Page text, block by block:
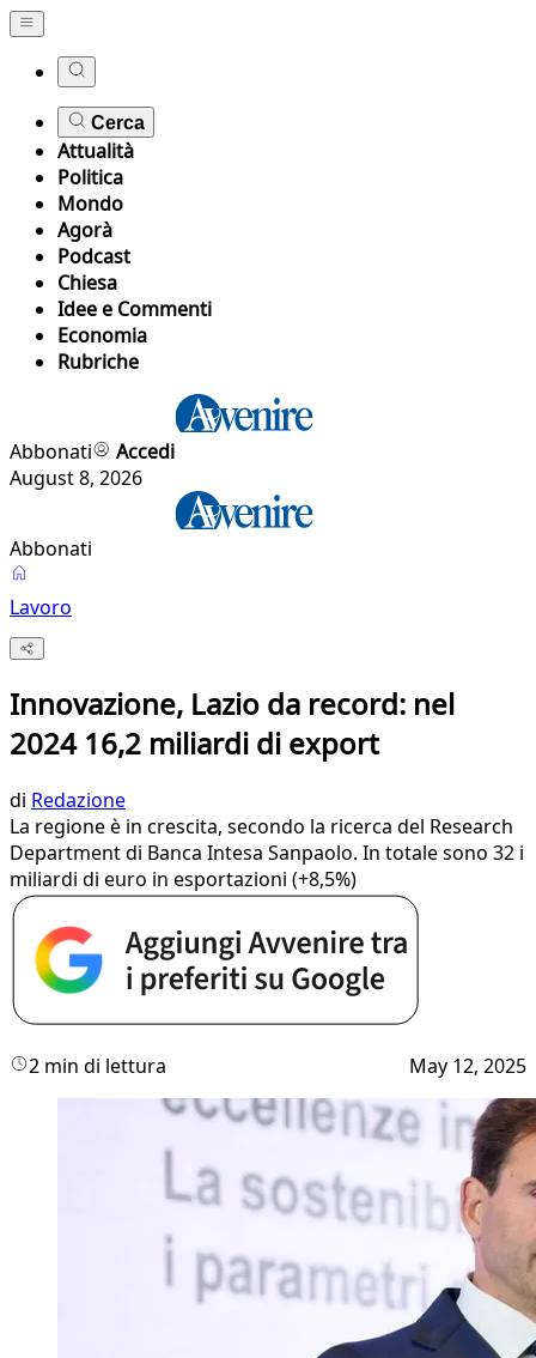
Cerca
Attualità
Politica
Mondo
Agorà
Podcast
Chiesa
Idee e Commenti
Economia
Rubriche
Abbonati
Accedi
August 8, 2026
Abbonati
Lavoro
Innovazione, Lazio da record: nel
2024 16,2 miliardi di export
di Redazione
La regione è in crescita, secondo la ricerca del Research
Department di Banca Intesa Sanpaolo. In totale sono 32 i
miliardi di euro in esportazioni (+8,5%)
2 min di lettura May 12, 2025